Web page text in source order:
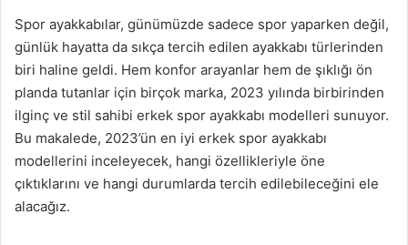
Spor ayakkabılar, günümüzde sadece spor yaparken değil,
günlük hayatta da sıkça tercih edilen ayakkabı türlerinden
biri haline geldi. Hem konfor arayanlar hem de şıklığı ön
planda tutanlar için birçok marka, 2023 yılında birbirinden
ilginç ve stil sahibi erkek spor ayakkabı modelleri sunuyor.
Bu makalede, 2023’ün en iyi erkek spor ayakkabı
modellerini inceleyecek, hangi özellikleriyle öne
çıktıklarını ve hangi durumlarda tercih edilebileceğini ele
alacağız.